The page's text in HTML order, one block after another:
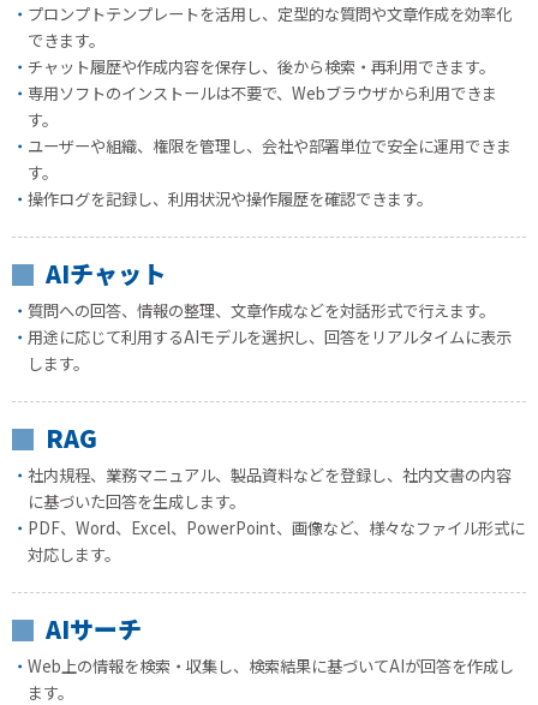
プロンプトテンプレートを活用し、定型的な質問や文章作成を効率化
できます。
チャット履歴や作成内容を保存し、後から検索・再利用できます。
専用ソフトのインストールは不要で、Webブラウザから利用できま
す。
ユーザーや組織、権限を管理し、会社や部署単位で安全に運用できま
す。
操作ログを記録し、利用状況や操作履歴を確認できます。
AIチャット
質問への回答、情報の整理、文章作成などを対話形式で行えます。
用途に応じて利用するAIモデルを選択し、回答をリアルタイムに表示
します。
RAG
社内規程、業務マニュアル、製品資料などを登録し、社内文書の内容
に基づいた回答を生成します。
PDF、Word、Excel、PowerPoint、画像など、様々なファイル形式に
対応します。
AIサーチ
Web上の情報を検索・収集し、検索結果に基づいてAIが回答を作成し
ます。